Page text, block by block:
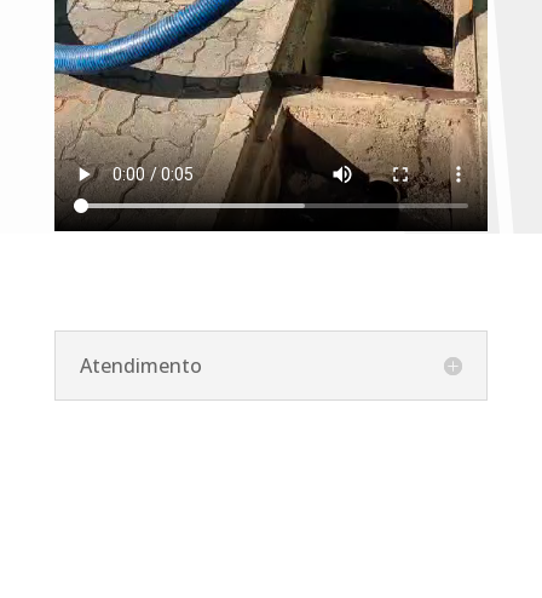
Atendimento